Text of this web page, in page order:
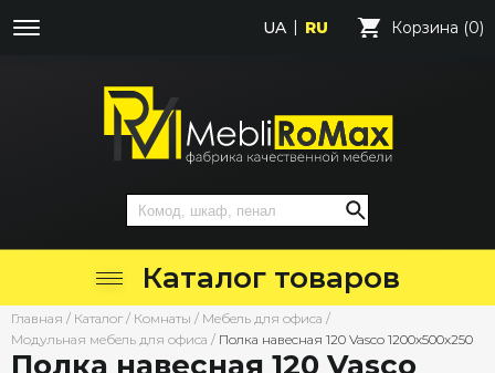
UA RU Корзина (0)
Каталог товаров
Главная / Каталог / Комнаты / Мебель для офиса /
Модульная мебель для офиса / Полка навесная 120 Vasco 1200х500х250
Полка навесная 120 Vasco